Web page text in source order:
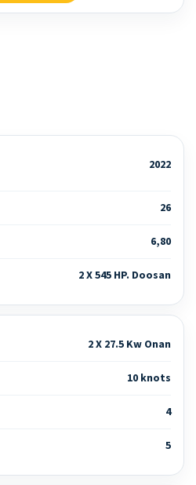
2022
26
6,80
2 X 545 HP. Doosan
2 X 27.5 Kw Onan
10 knots
4
5